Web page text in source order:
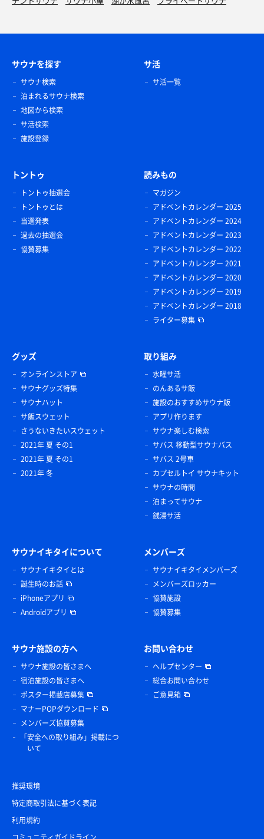
サウナを探す
サウナ検索
泊まれるサウナ検索
地図から検索
サ活検索
施設登録
サ活
サ活一覧
トントゥ
トントゥ抽選会
トントゥとは
当選発表
過去の抽選会
協賛募集
読みもの
マガジン
アドベントカレンダー 2025
アドベントカレンダー 2024
アドベントカレンダー 2023
アドベントカレンダー 2022
アドベントカレンダー 2021
アドベントカレンダー 2020
アドベントカレンダー 2019
アドベントカレンダー 2018
ライター募集
グッズ
オンラインストア
サウナグッズ特集
サウナハット
サ飯スウェット
さうないきたいスウェット
2021年 夏 その1
2021年 夏 その1
2021年 冬
取り組み
水曜サ活
のんあるサ飯
施設のおすすめサウナ飯
アプリ作ります
サウナ楽しむ検索
サバス 移動型サウナバス
サバス 2号車
カプセルトイ サウナキット
サウナの時間
泊まってサウナ
銭湯サ活
サウナイキタイについて
サウナイキタイとは
誕生時のお話
iPhoneアプリ
Androidアプリ
メンバーズ
サウナイキタイメンバーズ
メンバーズロッカー
協賛施設
協賛募集
サウナ施設の方へ
サウナ施設の皆さまへ
宿泊施設の皆さまへ
ポスター掲載店募集
マナーPOPダウンロード
メンバーズ協賛募集
「安全への取り組み」掲載につ
いて
お問い合わせ
ヘルプセンター
総合お問い合わせ
ご意見箱
推奨環境
特定商取引法に基づく表記
利用規約